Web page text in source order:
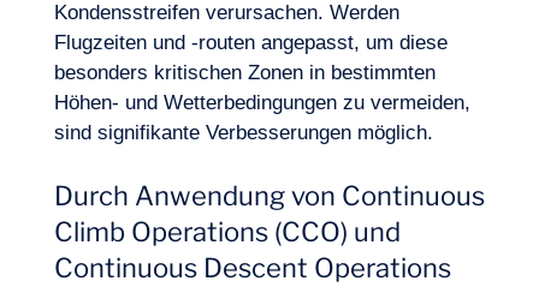
Kondensstreifen verursachen. Werden
Flugzeiten und -routen angepasst, um diese
besonders kritischen Zonen in bestimmten
Höhen- und Wetterbedingungen zu vermeiden,
sind signifikante Verbesserungen möglich.
Durch Anwendung von Continuous
Climb Operations (CCO) und
Continuous Descent Operations